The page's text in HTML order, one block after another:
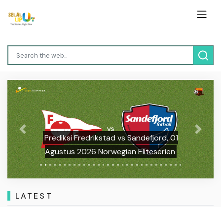
Prediksi Fredrikstad vs Sandefjord, 01
Agustus 2026 Norwegian Eliteserien
Previous Next
LATEST